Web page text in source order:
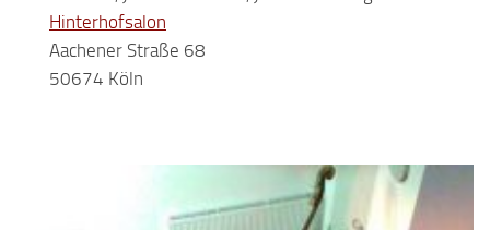
Hinterhofsalon
Aachener Straße 68
50674 Köln